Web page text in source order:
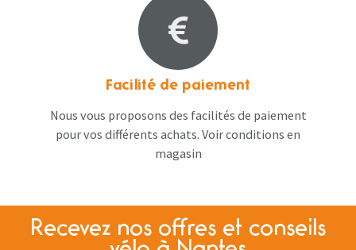
Facilité de paiement
Nous vous proposons des facilités de paiement
pour vos différents achats. Voir conditions en
magasin
Recevez nos offres et conseils